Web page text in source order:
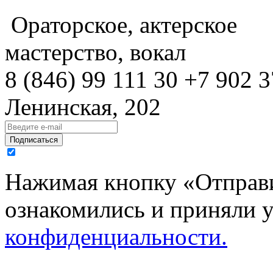
Ораторское, актерское
мастерство, вокал
8 (846) 99 111 30 +7 902
Ленинская, 202
Подписаться
Нажимая кнопку
ознакомились и приняли
конфиденциальности.